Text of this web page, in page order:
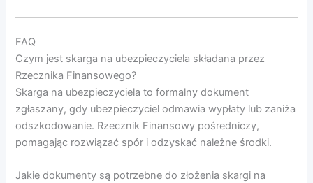
FAQ
Czym jest skarga na ubezpieczyciela składana przez
Rzecznika Finansowego?
Skarga na ubezpieczyciela to formalny dokument
zgłaszany, gdy ubezpieczyciel odmawia wypłaty lub zaniża
odszkodowanie. Rzecznik Finansowy pośredniczy,
pomagając rozwiązać spór i odzyskać należne środki.
Jakie dokumenty są potrzebne do złożenia skargi na